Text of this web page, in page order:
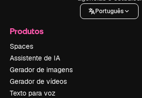
Português
Produtos
Spaces
Assistente de IA
Gerador de imagens
Gerador de vídeos
Texto para voz